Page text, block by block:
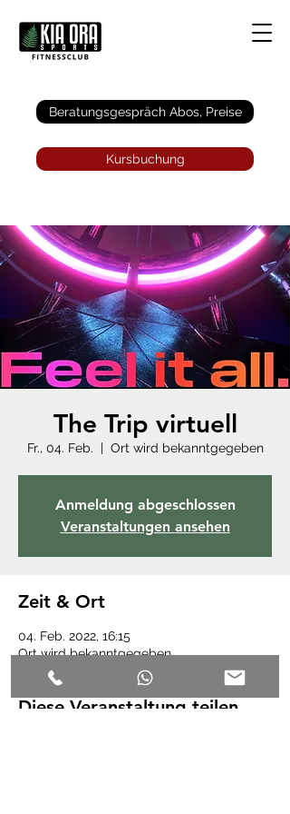
Beratungsgespräch Abos, Preise
Kursbuchung
The Trip virtuell
Fr., 04. Feb.
  |
Ort wird bekanntgegeben
Anmeldung abgeschlossen
Veranstaltungen ansehen
Zeit & Ort
04. Feb. 2022, 16:15
Ort wird bekanntgegeben
Diese Veranstaltung teilen